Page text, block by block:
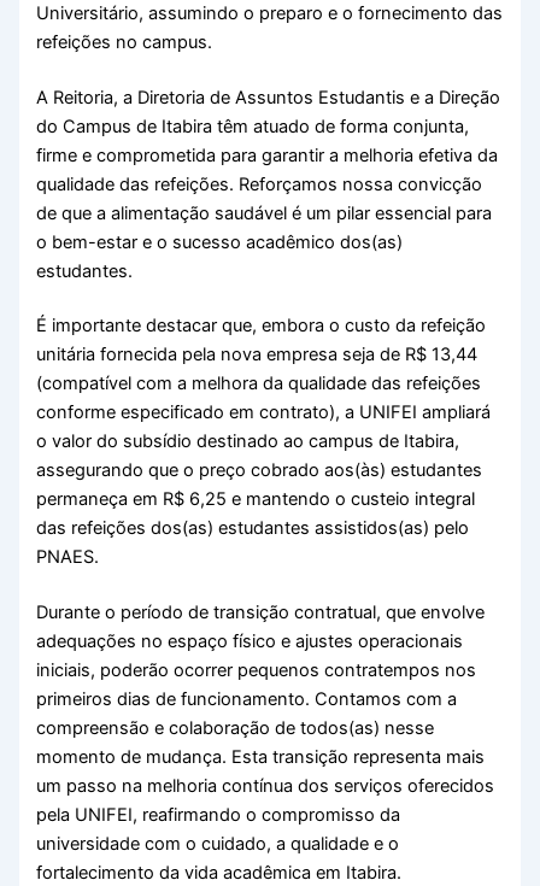
Universitário, assumindo o preparo e o fornecimento das
refeições no campus.
A Reitoria, a Diretoria de Assuntos Estudantis e a Direção
do Campus de Itabira têm atuado de forma conjunta,
firme e comprometida para garantir a melhoria efetiva da
qualidade das refeições. Reforçamos nossa convicção
de que a alimentação saudável é um pilar essencial para
o bem-estar e o sucesso acadêmico dos(as)
estudantes.
É importante destacar que, embora o custo da refeição
unitária fornecida pela nova empresa seja de R$ 13,44
(compatível com a melhora da qualidade das refeições
conforme especificado em contrato), a UNIFEI ampliará
o valor do subsídio destinado ao campus de Itabira,
assegurando que o preço cobrado aos(às) estudantes
permaneça em R$ 6,25 e mantendo o custeio integral
das refeições dos(as) estudantes assistidos(as) pelo
PNAES.
Durante o período de transição contratual, que envolve
adequações no espaço físico e ajustes operacionais
iniciais, poderão ocorrer pequenos contratempos nos
primeiros dias de funcionamento. Contamos com a
compreensão e colaboração de todos(as) nesse
momento de mudança. Esta transição representa mais
um passo na melhoria contínua dos serviços oferecidos
pela UNIFEI, reafirmando o compromisso da
universidade com o cuidado, a qualidade e o
fortalecimento da vida acadêmica em Itabira.